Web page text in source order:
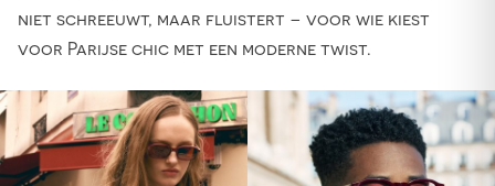
niet schreeuwt, maar fluistert – voor wie kiest
voor Parijse chic met een moderne twist.